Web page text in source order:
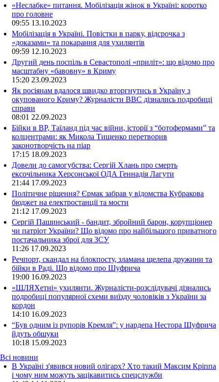
«Неслабке» питання. Мобілізація жінок в Україні: коротко
про головне
09:55 13.10.2023
Мобілізація в Україні. Повістки в парку, відсрочка з
«доказами» та покарання для ухилянтів
09:59 12.10.2023
Другий день поспіль в Севастополі «приліт»: що відомо про
масштабну «бавовну» в Криму
15:20 23.09.2023
Як росіянам вдалося швидко вторгнутись в Україну з
окупованого Криму? Журналісти ВВС дізнались подробиці
справи
08:01 22.09.2023
Бійки в ВР, Таїланд під час війни, історії з “ботофермами” та
колцентрами: як Микола Тищенко перетворив
законотворчість на піар
17:15 18.09.2023
Довели до самогубства: Сергій Хлань про смерть
ексочільника Херсонської ОДА Геннадія Лагути
21:44 17.09.2023
Політичне рішення? Єрмак забрав у відомства Кубракова
бюджет на електростанції та мости
21:12 17.09.2023
Сергій Пашинський - бандит, збройний барон, корупціонер
чи патріот України? Що відомо про найбільшого приватного
постачальника зброї для ЗСУ
11:26 17.09.2023
Речпорт, скандал на блокпосту, зламана щелепа дружини та
бійки в Раді. Що відомо про Шуфрича
19:00 16.09.2023
«ШЛЯХетні» ухилянти. Журналісти-розслідувачі дізнались
подробиці популярної схеми виїзду чоловіків з України за
кордон
14:10 16.09.2023
“Був одним із рупорів Кремля”: у нардепа Нестора Шуфрича
йдуть обшуки
10:18 15.09.2023
Всі новини
В Україні з'явився новий олігарх? Хто такий Максим Кріппа
і чому ним можуть зацікавитись спецслужби